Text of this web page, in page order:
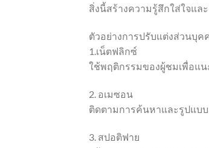
สิ่งนี้สร้างความรู้สึกใส่ใจแล
ตัวอย่างการปรับแต่งส่วนบุ
1.เน็ตฟลิกซ์
ใช้พฤติกรรมของผู้ชมเพื่อแ
2. อเมซอน
ติดตามการค้นหาและรูปแบ
3. สปอติฟาย